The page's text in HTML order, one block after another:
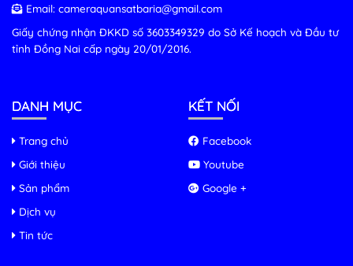
Email: cameraquansatbaria@gmail.com
Giấy chứng nhận ĐKKD số 3603349329 do Sở Kế hoạch và Đầu tư
tỉnh Đồng Nai cấp ngày 20/01/2016.
DANH MỤC
Trang chủ
Giới thiệu
Sản phẩm
Dịch vụ
Tin tức
KẾT NỐI
Facebook
Youtube
Google +